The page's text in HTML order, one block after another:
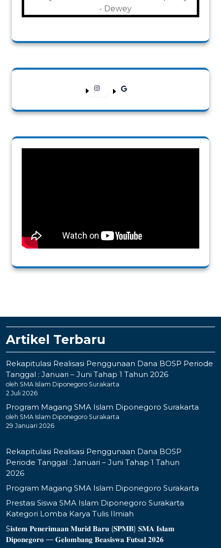
- Dewey
InstagramGoogle
Artikel Terbaru
Rekapitulasi Realisasi Penggunaan Dana BOSP Periode
Tanggal : Januari – Juni Tahap 1 Tahun 2026
oleh SMA Islam Diponegoro Surakarta
2 Juli 2026
Program Magang SMA Islam Diponegoro Surakarta
oleh SMA Islam Diponegoro Surakarta
29 Januari 2026
Rekapitulasi Realisasi Penggunaan Dana BOSP
Periode Tanggal : Januari – Juni Tahap 1 Tahun
2026
Program Magang SMA Islam Diponegoro Surakarta
Prestasi Siswa SMA Islam Diponegoro Surakarta
Kategori Lomba Karya Tulis Ilmiah
S𝐢𝐬𝐭𝐞𝐦 𝐏𝐞𝐧𝐞𝐫𝐢𝐦𝐚𝐚𝐧 𝐌𝐮𝐫𝐢𝐝 𝐁𝐚𝐫𝐮 (𝐒𝐏𝐌𝐁) 𝐒𝐌𝐀 𝐈𝐬𝐥𝐚𝐦
𝐃𝐢𝐩𝐨𝐧𝐞𝐠𝐨𝐫𝐨 — 𝐆𝐞𝐥𝐨𝐦𝐛𝐚𝐧𝐠 𝐁𝐞𝐚𝐬𝐢𝐬𝐰𝐚 𝐅𝐮𝐭𝐬𝐚𝐥 𝟐𝟎𝟐𝟔